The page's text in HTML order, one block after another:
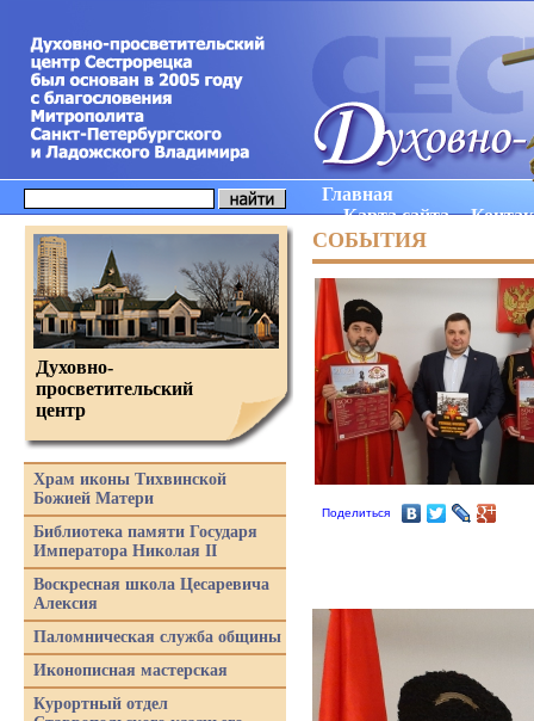
Главная
Карта сайта
СОБЫТИЯ
Поделиться
Духовно-
просветительский
центр
Храм иконы Тихвинской
Божией Матери
Библиотека памяти Государя
Императора Николая II
Воскресная школа Цесаревича
Алексия
Паломническая служба общины
Иконописная мастерская
Курортный отдел